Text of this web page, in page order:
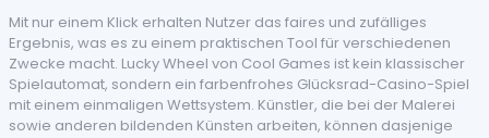
Mit nur einem Klick erhalten Nutzer das faires und zufälliges
Ergebnis, was es zu einem praktischen Tool für verschiedenen
Zwecke macht. Lucky Wheel von Cool Games ist kein klassischer
Spielautomat, sondern ein farbenfrohes Glücksrad-Casino-Spiel
mit einem einmaligen Wettsystem. Künstler, die bei der Malerei
sowie anderen bildenden Künsten arbeiten, können dasjenige